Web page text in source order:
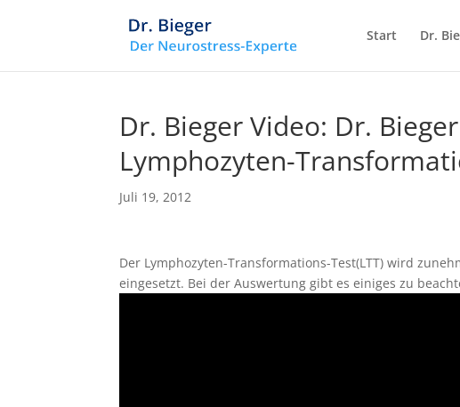
Start Dr.
Dr. Bieger Video: Dr.
Lymphozyten-
Juli 19, 2012
Der Lymphozyten-Transformations-Test(LTT) wird
eingesetzt. Bei der Auswertung gibt es einiges zu